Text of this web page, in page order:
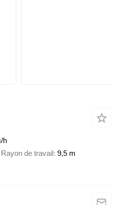
h
Rayon de travail 9,5 m